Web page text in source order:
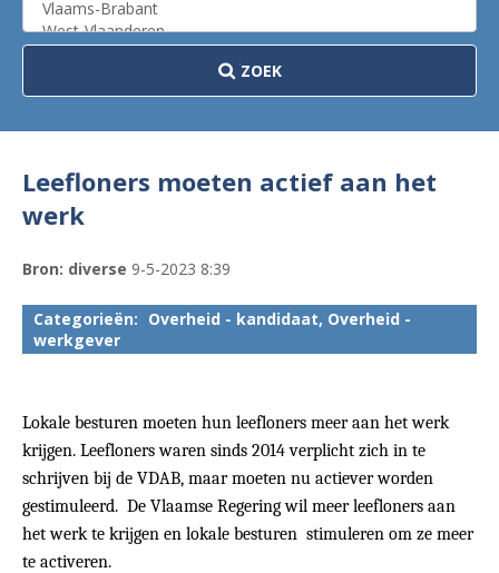
ZOEK
Leefloners moeten actief aan het
werk
Bron: diverse 9-5-2023 8:39
Categorieën: Overheid - kandidaat, Overheid -
werkgever
Lokale besturen moeten hun leefloners meer aan het werk
krijgen. Leefloners waren sinds 2014 verplicht zich in te
schrijven bij de VDAB, maar moeten nu actiever worden
gestimuleerd. De Vlaamse Regering wil meer leefloners aan
het werk te krijgen en lokale besturen stimuleren om ze meer
te activeren.